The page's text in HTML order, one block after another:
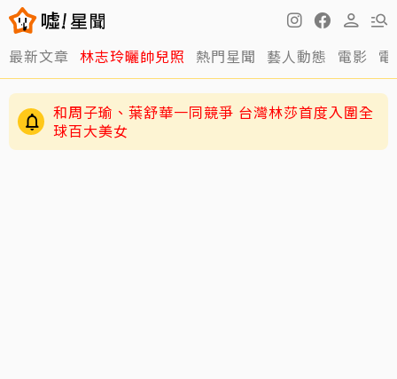
最新文章 林志玲曬帥兒照 熱門星聞 藝人動態 電影
和周子瑜、葉舒華一同競爭 台灣林莎首度入圍全
球百大美女